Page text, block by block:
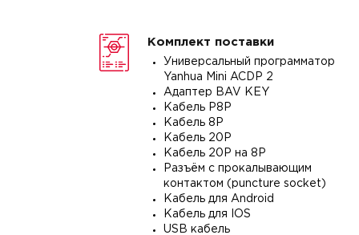
Комплект поставки
Универсальный программатор
Yanhua Mini ACDP 2
Адаптер BAV KEY
Кабель P8P
Кабель 8P
Кабель 20P
Кабель 20P на 8P
Разъём с прокалывающим
контактом (puncture socket)
Кабель для Android
Кабель для IOS
USB кабель